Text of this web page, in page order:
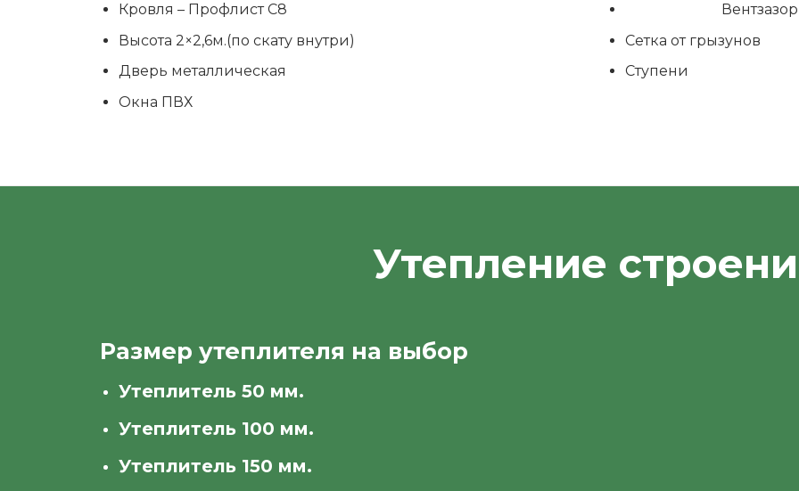
Кровля – Профлист С8
Высота 2×2,6м.(по скату внутри)
Дверь металлическая
Окна ПВХ
Сетка от грызунов
Ступени
Утепление
Размер утеплителя на выбор
Утеплитель 50 мм.
Утеплитель 100 мм.
Утеплитель 150 мм.